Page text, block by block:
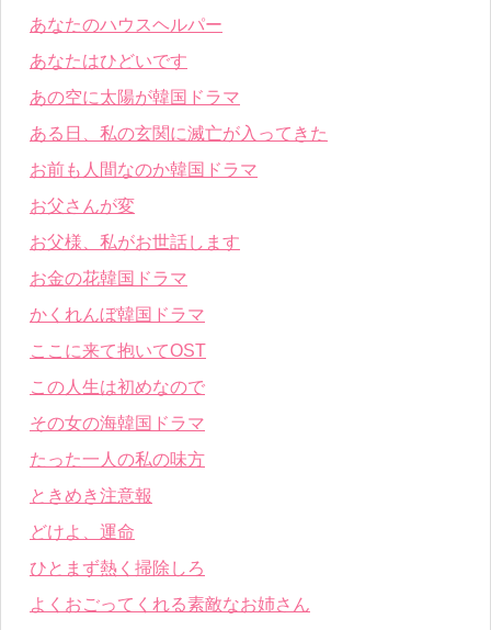
あなたのハウスヘルパー
あなたはひどいです
あの空に太陽が韓国ドラマ
ある日、私の玄関に滅亡が入ってきた
お前も人間なのか韓国ドラマ
お父さんが変
お父様、私がお世話します
お金の花韓国ドラマ
かくれんぼ韓国ドラマ
ここに来て抱いてOST
この人生は初めなので
その女の海韓国ドラマ
たった一人の私の味方
ときめき注意報
どけよ、運命
ひとまず熱く掃除しろ
よくおごってくれる素敵なお姉さん